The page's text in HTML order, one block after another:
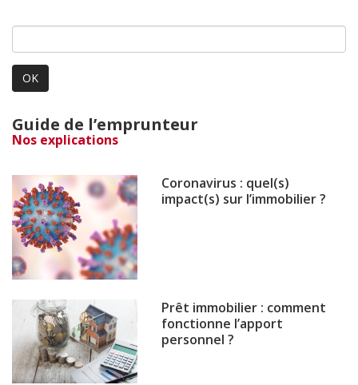
OK
Guide de l’emprunteur
Nos explications
Coronavirus : quel(s)
impact(s) sur l’immobilier ?
Prêt immobilier : comment
fonctionne l’apport
personnel ?